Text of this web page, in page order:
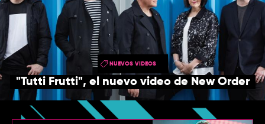
TOP
QUIÉNES SOMOS
CONTACTO
NUEVOS VIDEOS
"Tutti Frutti", el nuevo video de New Order